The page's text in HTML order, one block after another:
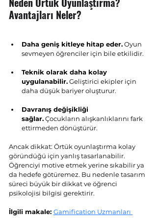
Avantajları Neler?
Daha geniş kitleye hitap eder. Oyun
sevmeyen öğrenciler için bile etkilidir.
Teknik olarak daha kolay
uygulanabilir. Geliştirici ekipler için
daha düşük bariyer oluşturur.
Davranış değişikliği
sağlar. Çocukların alışkanlıklarını fark
ettirmeden dönüştürür.
Ancak dikkat: Örtük oyunlaştırma kolay
göründüğü için yanlış tasarlanabilir.
Öğrenciyi motive etmek yerine sıkabilir ya
da hedefe götüremez. Bu nedenle tasarım
süreci büyük bir dikkat ve öğrenci
psikolojisi bilgisi gerektirir.
İlgili makale: Gamification Uzmanları